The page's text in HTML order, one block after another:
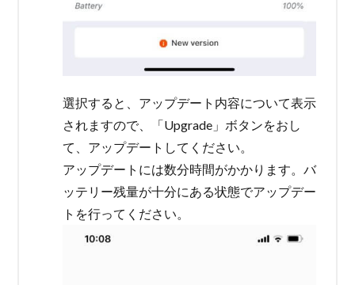
選択すると、アップデート内容について表示
されますので、「Upgrade」ボタンをおし
て、アップデートしてください。
アップデートには数分時間がかかります。バ
ッテリー残量が十分にある状態でアップデー
トを行ってください。